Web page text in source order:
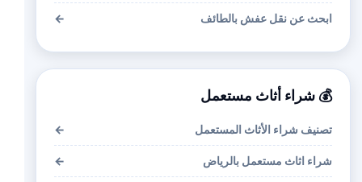
ابحث عن نقل عفش بالطائف ←
💰 شراء أثاث مستعمل
تصنيف شراء الأثاث المستعمل ←
شراء اثاث مستعمل بالرياض ←